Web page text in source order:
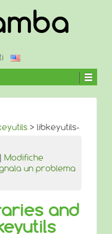
> libkeyutils-
| Modifiche
un problema
and